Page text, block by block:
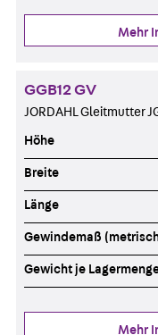
Mehr
GGB12 GV
JORDAHL Gleitmutter
Höhe
Breite
Länge
Gewindemaß
Gewicht je
Mehr